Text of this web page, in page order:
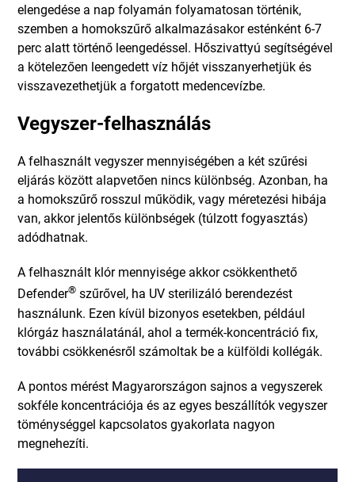
elengedése a nap folyamán folyamatosan történik,
szemben a homokszűrő alkalmazásakor esténként 6-7
perc alatt történő leengedéssel. Hőszivattyú segítségével
a kötelezően leengedett víz hőjét visszanyerhetjük és
visszavezethetjük a forgatott medencevízbe.
Vegyszer-felhasználás
A felhasznált vegyszer mennyiségében a két szűrési
eljárás között alapvetően nincs különbség. Azonban, ha
a homokszűrő rosszul működik, vagy méretezési hibája
van, akkor jelentős különbségek (túlzott fogyasztás)
adódhatnak.
A felhasznált klór mennyisége akkor csökkenthető
Defender® szűrővel, ha UV sterilizáló berendezést
használunk. Ezen kívül bizonyos esetekben, például
klórgáz használatánál, ahol a termék-koncentráció fix,
további csökkenésről számoltak be a külföldi kollégák.
A pontos mérést Magyarországon sajnos a vegyszerek
sokféle koncentrációja és az egyes beszállítók vegyszer
töménységgel kapcsolatos gyakorlata nagyon
megnehezíti.